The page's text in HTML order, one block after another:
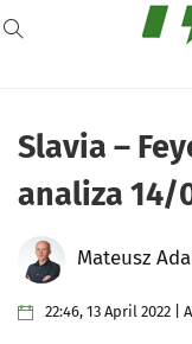
Slavia –
analiza 14/
Mateusz
22:46, 13 April 2022 |